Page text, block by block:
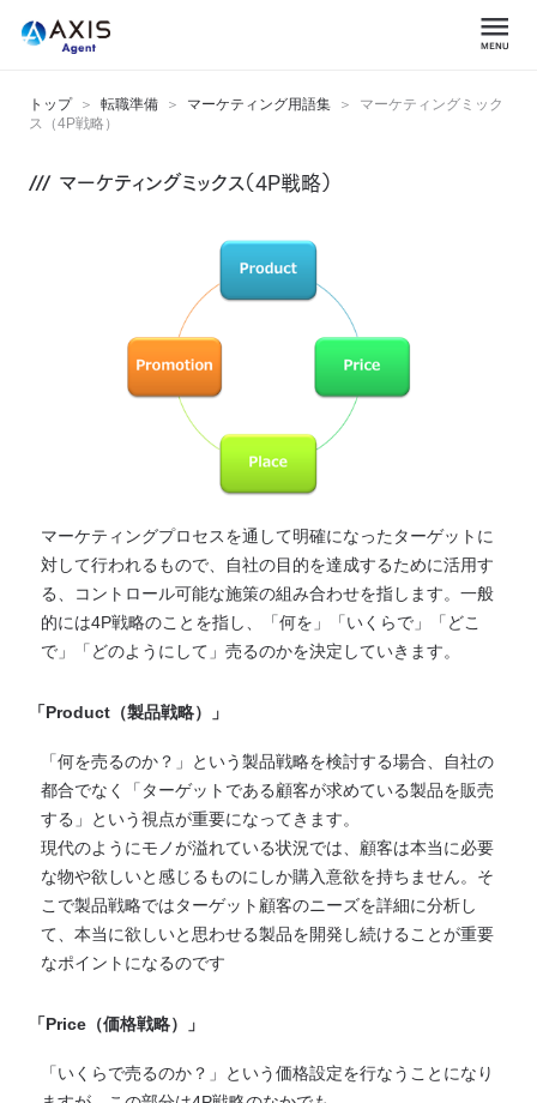
トップ 転職準備 マーケティング用語集
マーケティングミック
ス（4P戦略）
マーケティングミックス（4P戦略）
マーケティングプロセスを通して明確になったターゲットに
対して行われるもので、自社の目的を達成するために活用す
る、コントロール可能な施策の組み合わせを指します。一般
的には4P戦略のことを指し、「何を」「いくらで」「どこ
で」「どのようにして」売るのかを決定していきます。
「Product（製品戦略）」
「何を売るのか？」という製品戦略を検討する場合、自社の
都合でなく「ターゲットである顧客が求めている製品を販売
する」という視点が重要になってきます。
現代のようにモノが溢れている状況では、顧客は本当に必要
な物や欲しいと感じるものにしか購入意欲を持ちません。そ
こで製品戦略ではターゲット顧客のニーズを詳細に分析し
て、本当に欲しいと思わせる製品を開発し続けることが重要
なポイントになるのです
「Price（価格戦略）」
「いくらで売るのか？」という価格設定を行なうことになり